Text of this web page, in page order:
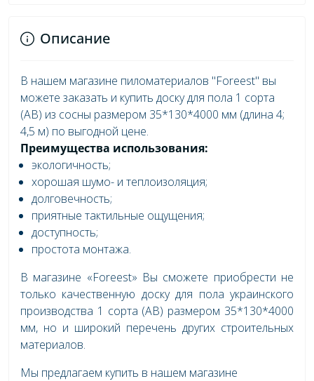
Описание
В нашем магазине пиломатериалов "Foreest" вы
можете заказать и купить доску для пола 1 сорта
(AB) из сосны размером 35*130*4000 мм (длина 4;
4,5 м) по выгодной цене.
Преимущества использования:
экологичность;
хорошая шумо- и теплоизоляция;
долговечность;
приятные тактильные ощущения;
доступность;
простота монтажа.
В магазине «Foreest» Вы сможете приобрести не
только качественную доску для пола украинского
производства 1 сорта (AB) размером 35*130*4000
мм, но и широкий перечень других строительных
материалов.
Мы предлагаем купить в нашем магазине